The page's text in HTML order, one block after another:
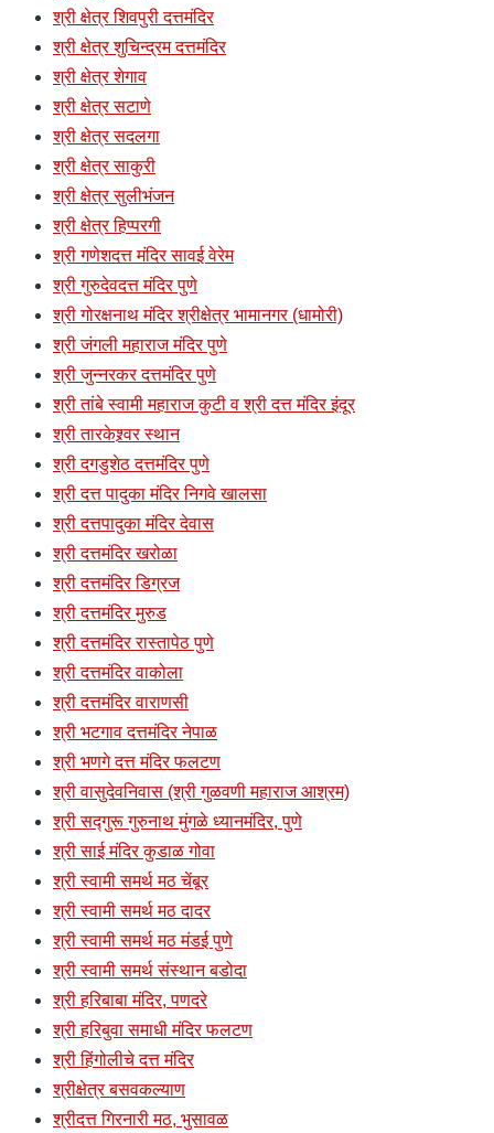
श्री क्षेत्र शिवपुरी दत्तमंदिर
श्री क्षेत्र शुचिन्द्रम दत्तमंदिर
श्री क्षेत्र शेगाव
श्री क्षेत्र सटाणे
श्री क्षेत्र सदलगा
श्री क्षेत्र साकुरी
श्री क्षेत्र सुलीभंजन
श्री क्षेत्र हिप्परगी
श्री गणेशदत्त मंदिर सावई वेरेम
श्री गुरुदेवदत्त मंदिर पुणे
श्री गोरक्षनाथ मंदिर श्रीक्षेत्र भामानगर (धामोरी)
श्री जंगली महाराज मंदिर पुणे
श्री जुन्नरकर दत्तमंदिर पुणे
श्री तांबे स्वामी महाराज कुटी व श्री दत्त मंदिर इंदूर
श्री तारकेश्र्वर स्थान
श्री दगडुशेठ दत्तमंदिर पुणे
श्री दत्त पादुका मंदिर निगवे खालसा
श्री दत्तपादुका मंदिर देवास
श्री दत्तमंदिर खरोळा
श्री दत्तमंदिर डिग्रज
श्री दत्तमंदिर मुरुड
श्री दत्तमंदिर रास्तापेठ पुणे
श्री दत्तमंदिर वाकोला
श्री दत्तमंदिर वाराणसी
श्री भटगाव दत्तमंदिर नेपाळ
श्री भणगे दत्त मंदिर फलटण
श्री वासुदेवनिवास (श्री गुळवणी महाराज आश्रम)
श्री सद्गुरू गुरुनाथ मुंगळे ध्यानमंदिर, पुणे
श्री साई मंदिर कुडाळ गोवा
श्री स्वामी समर्थ मठ चेंबूर
श्री स्वामी समर्थ मठ दादर
श्री स्वामी समर्थ मठ मंडई पुणे
श्री स्वामी समर्थ संस्थान बडोदा
श्री हरिबाबा मंदिर, पणदरे
श्री हरिबुवा समाधी मंदिर फलटण
श्री हिंगोलीचे दत्त मंदिर
श्रीक्षेत्र बसवकल्याण
श्रीदत्त गिरनारी मठ, भुसावळ